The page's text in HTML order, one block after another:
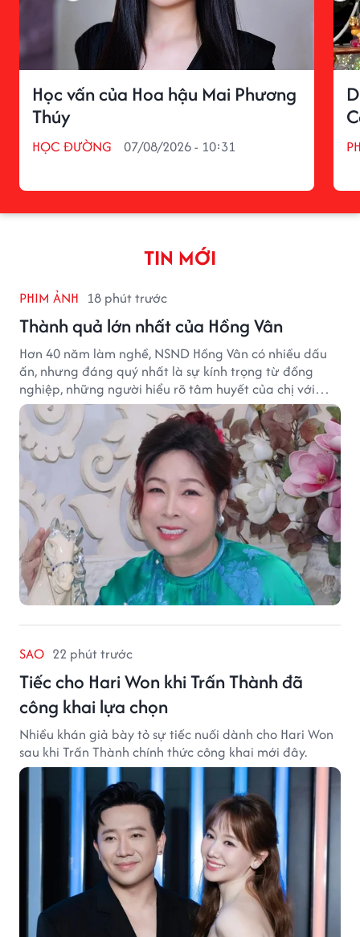
Học vấn của Hoa hậu Mai Phương
Thúy
HỌC ĐƯỜNG 07/08/2026 - 10:31
TIN MỚI
PHIM ẢNH 18 phút trước
Thành quả lớn nhất của Hồng Vân
Hơn 40 năm làm nghề, NSND Hồng Vân có nhiều dấu
ấn, nhưng đáng quý nhất là sự kính trọng từ đồng
nghiệp, những người hiểu rõ tâm huyết của chị với
nghệ thuật.
SAO 22 phút trước
Tiếc cho Hari Won khi Trấn Thành đã
công khai lựa chọn
Nhiều khán giả bày tỏ sự tiếc nuối dành cho Hari Won
sau khi Trấn Thành chính thức công khai mới đây.